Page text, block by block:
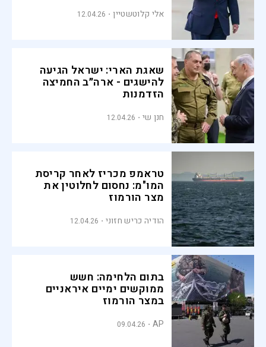
אלי קלוטשטיין 12.04.26
שאגת הארי: ישראל הגיעה
להישגים - ארה״ב החמיצה
הזדמנות
חנן שי 12.04.26
טראמפ מכריז לאחר קריסת
המו"מ: נחסום לחלוטין את
מצר הורמוז
הודיה כריש חזוני 12.04.26
בתום הלחימה: חשש
ממוקשים ימיים איראניים
במצר הורמוז
AP
09.04.26